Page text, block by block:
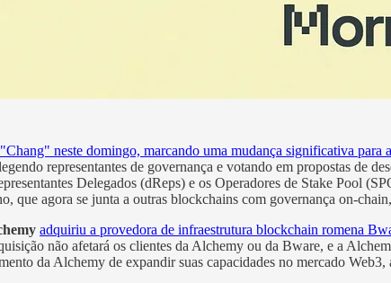
neste domingo, marcando uma mudança significativa para
representantes de governança e votando em propostas de
Delegados (dReps) e os Operadores de Stake Pool
que agora se junta a outras blockchains com governança on-
adquiriu a provedora de infraestrutura blockchain romena
não afetará os clientes da Alchemy ou da Bware, e a
da Alchemy de expandir suas capacidades no mercado